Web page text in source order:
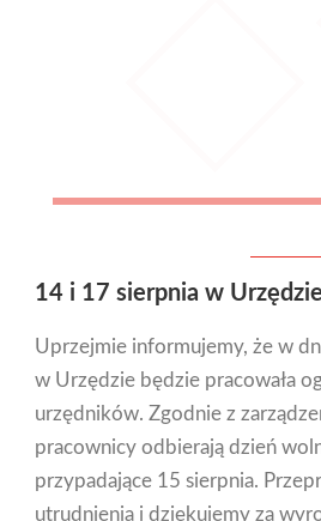
14 i 17 sierpnia w
Uprzejmie informujemy, że w
w Urzędzie będzie pracowała
urzędników. Zgodnie z
pracownicy odbierają dzień
przypadające 15 sierpnia.
utrudnienia i dziękujemy za